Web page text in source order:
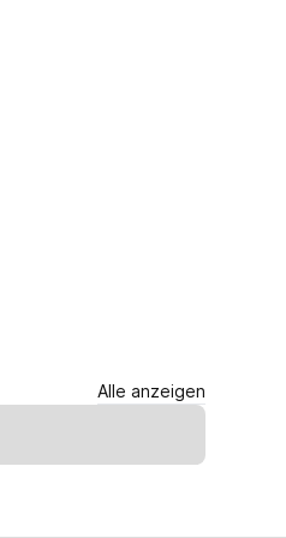
Alle anzeigen